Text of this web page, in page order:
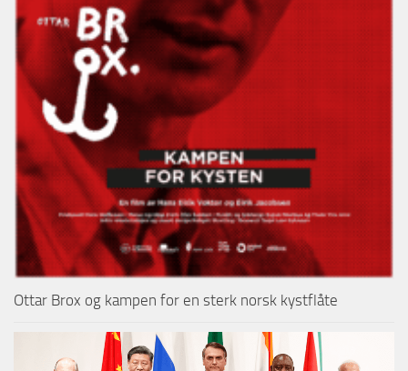
Ottar Brox og kampen for en sterk norsk kystflåte